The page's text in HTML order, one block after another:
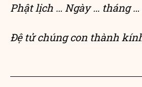
Phật lịch … Ngày … tháng
Đệ tử chúng con thành